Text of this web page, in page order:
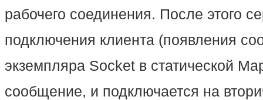
рабочего соединения. После этого
подключения клиента (появления
экземпляра Socket в статической
сообщение, и подключается на